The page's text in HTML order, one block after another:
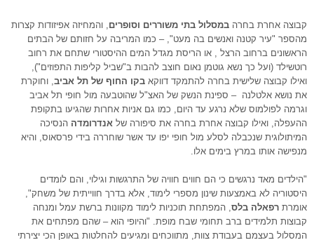
קבוצה אחרת בחרה במסלול בתי משוררים וסופרים, והמחיזה אפיזודות קצרות
מהספר "עיר קטנה ואנשים בה מעט", – כמו המריבה על חזותם של הבתים
הראשונים ברחוב הרצל , או הריסת מגדל המים ההיסטורי שתחם את רחוב
רוטשילד (ועל כך נשא גוטמן נאום חוצב להבות ב"שביל קליפות התפוזים"),
ואילו קבוצה שלישית בחרה להתמקד דווקאבקו החוף של תל אביב, וחוקרת
את נושא אלטלנה – ספינת הנשק של האצ"ל שהוטבעה מול חופי תל אביב
וגרמה לפולמוס שלא נרגע עד היום, כמו גם אניות אחרות שהגיעו בתקופת
ההעפלה, ואילו קבוצה אחרת בחרה את סיפורה שלאנדרומדההנסיכה
המיתולוגית שנכבלה לסלע מול חופי יפו עד אשר שוחררה בידי פרסאוס, והיא
מנפישה אותו במרץ בימים אלו.
"הילדים מאד נרגשים כי הם חווים חוויה של התרגשות וגילוי, והם לומדים
היסטוריה לא באמצעות שינון מספרי לימוד, אלא בדרך חווייתית של משחק",
אומרתרפאלה בלס, המפתחת תוכניות לימוד מקוונות ברשת עמל ומנחה
קבוצות תלמידים ברב תחומי שבח מופת. "והיופי הוא – שהם מפתחים את
המסלול בעצמם בעבודת צוות, מתווכחים ומגיעים להחלטות באופן הכי יצירתי